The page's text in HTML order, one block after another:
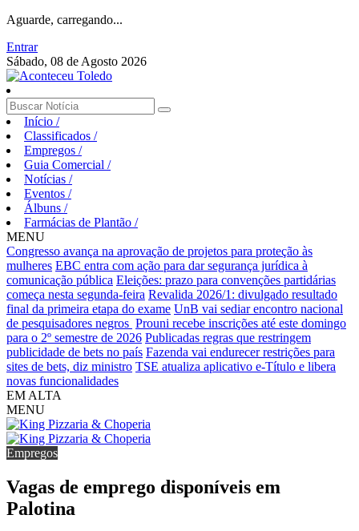
Aguarde, carregando...
Entrar
Sábado, 08 de Agosto 2026
Início /
Classificados /
Empregos /
Guia Comercial /
Notícias /
Eventos /
Álbuns /
Farmácias de Plantão /
MENU
Congresso avança na aprovação de projetos para proteção às
mulheres EBC entra com ação para dar segurança jurídica à
comunicação pública Eleições: prazo para convenções partidárias
começa nesta segunda-feira Revalida 2026/1: divulgado resultado
final da primeira etapa do exame UnB vai sediar encontro nacional
de pesquisadores negros Prouni recebe inscrições até este domingo
para o 2º semestre de 2026 Publicadas regras que restringem
publicidade de bets no país Fazenda vai endurecer restrições para
sites de bets, diz ministro TSE atualiza aplicativo e-Título e libera
novas funcionalidades
EM ALTA
MENU
Empregos
Vagas de emprego disponíveis em
Palotina